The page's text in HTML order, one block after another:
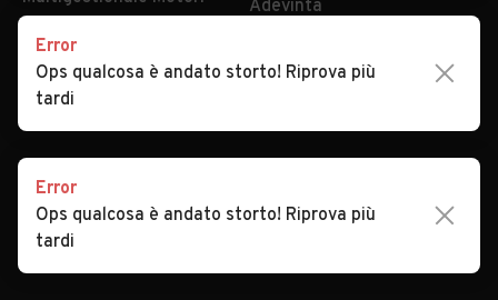
Adevinta
SEGUICI
Copyright © 2023 Marktplaats B.V. Tutti i diritti riservati.
Marktplaats B.V. - P.IVA 803.603.307.B.01
Error
Ops qualcosa è andato storto! Riprova più
tardi
Error
Ops qualcosa è andato storto! Riprova più
tardi